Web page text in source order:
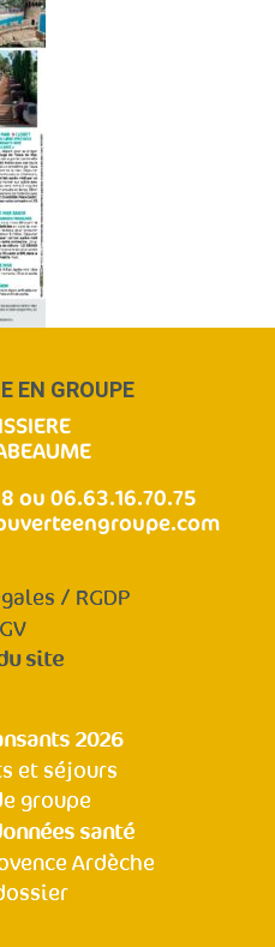
EN GROUPE
ou 06.63.16.70.75
/ RGDP
site
2026
et séjours
groupe
santé
Ardèche